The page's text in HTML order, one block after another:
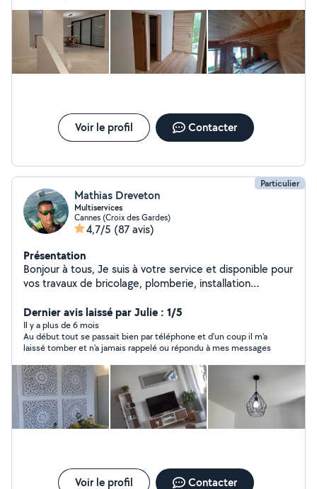
ensemble de votre projet.
Voir le profil Contacter
Particulier
Mathias Dreveton
Multiservices
Cannes (Croix des Gardes)
4,7/5 (87 avis)
Présentation
Bonjour à tous, Je suis à votre service et disponible pour
vos travaux de bricolage, plomberie, installation
et transport de charges lourdes. Après trois maisons
d'expérience, je touche à tout et propose mes services
pour vous rendre service. Au plaisir de vous rencontrer.
Mathias
Dernier avis laissé par Julie : 1/5
Il y a plus de 6 mois
Au début tout se passait bien par téléphone et d'un coup il m'a
laissé tomber et n'a jamais rappelé ou répondu à mes messages
Voir le profil Contacter